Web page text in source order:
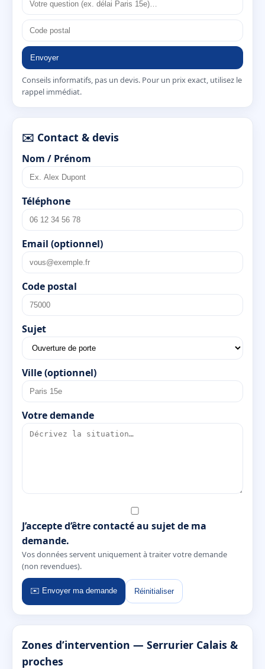
Envoyer
Conseils informatifs, pas un devis. Pour un prix exact, utilisez le
rappel immédiat.
✉️ Contact & devis
Nom / Prénom
Téléphone
Email (optionnel)
Code postal
Sujet
Ville (optionnel)
Votre demande
J’accepte d’être contacté au sujet de ma
demande.
Vos données servent uniquement à traiter votre demande
(non revendues).
✉️ Envoyer ma demande Réinitialiser
Zones d’intervention — Serrurier Calais &
proches